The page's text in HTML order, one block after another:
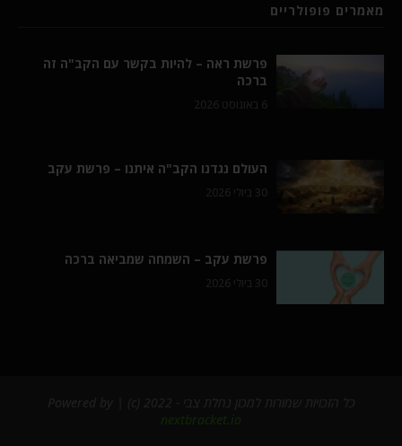
מאמרים פופולריים
פרשת ראה – להיות בקשר עם הקב"ה זה
ברכה
6 באוגוסט 2026
העולם נגדנו הקב"ה איתנו – פרשת עקב
30 ביולי 2026
פרשת עקב – השמחה שמביאה ברכה
30 ביולי 2026
nextbracket.io